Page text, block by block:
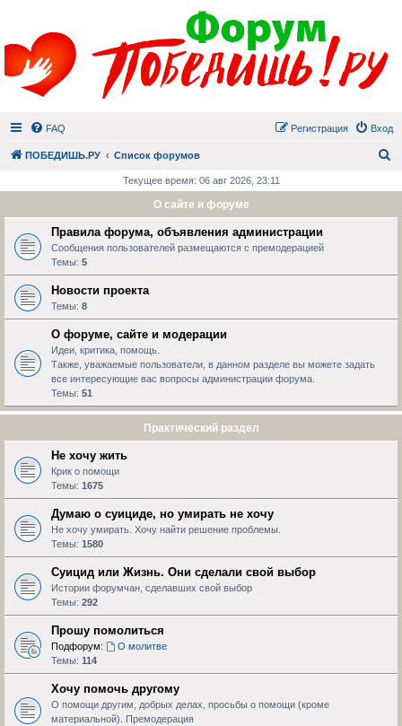
FAQ Вход
Регистрация
ПОБЕДИШЬ.РУ Список форумов
Текущее время: 06 авг 2026, 23:11
О сайте и форуме
Правила форума, объявления администрации
Сообщения пользователей размещаются с премодерацией
Темы: 5
Новости проекта
Темы: 8
О форуме, сайте и модерации
Идеи, критика, помощь.
Также, уважаемые пользователи, в данном разделе вы можете задать
все интересующие вас вопросы администрации форума.
Темы: 51
Практический раздел
Не хочу жить
Крик о помощи
Темы: 1675
Думаю о суициде, но умирать не хочу
Не хочу умирать. Хочу найти решение проблемы.
Темы: 1580
Суицид или Жизнь. Они сделали свой выбор
Истории форумчан, сделавших свой выбор
Темы: 292
Прошу помолиться
Подфорум:
О молитве
Темы: 114
Хочу помочь другому
О помощи другим, добрых делах, просьбы о помощи (кроме
материальной). Премодерация